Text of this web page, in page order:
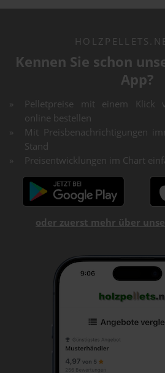
Kennen Sie schon
App?
Pelletpreise mit einem Klick
online bestellen
Mit Preisbenachrichtigungen
Stand
Preisentwicklungen im Chart
oder zuerst mehr über